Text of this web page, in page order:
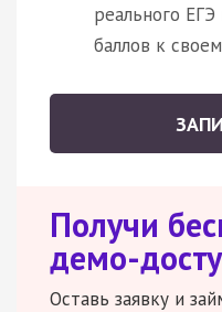
реального
баллов к
Получи
демо-
Оставь заявку и